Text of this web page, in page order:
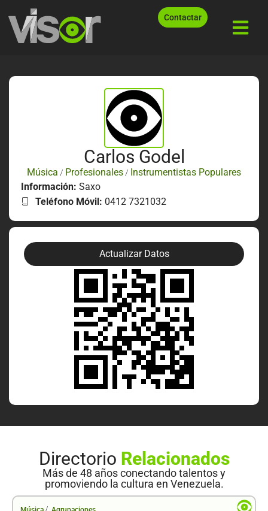
Contactar
Carlos Godel
Música / Profesionales / Instrumentistas Populares
Información: Saxo
Teléfono Móvil: 0412 7321032
Actualizar Datos
Directorio Relacionados
Más de 48 años conectando talentos y
promoviendo la cultura en Venezuela.
/